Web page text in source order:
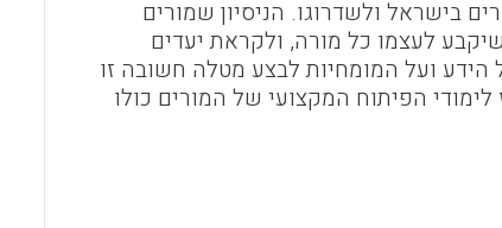
בישראל ולשדרוגו. הניסיון שמורים
לעצמו כל מורה, ולקראת יעדים
ועל המומחיות לבצע מטלה חשובה זו
הפיתוח המקצועי של המורים כולו